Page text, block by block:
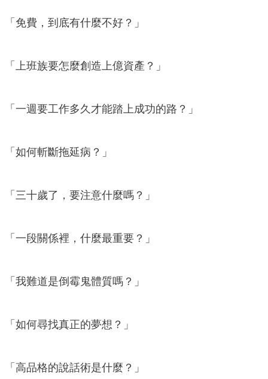
「免費，到底有什麼不好？」
「上班族要怎麼創造上億資產？」
「一週要工作多久才能踏上成功的路？」
「如何斬斷拖延病？」
「三十歲了，要注意什麼嗎？」
「一段關係裡，什麼最重要？」
「我難道是倒霉鬼體質嗎？」
「如何尋找真正的夢想？」
「高品格的說話術是什麼？」